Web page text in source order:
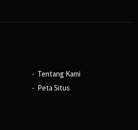
Tentang Kami
Peta Situs